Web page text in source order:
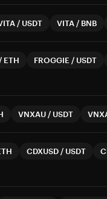
/ USDT VITA / BNB
/ ETH FROGGIE / USDT
VNXAU / USDT
CDXUSD / USDT